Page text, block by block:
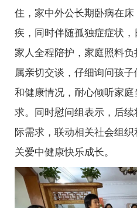
住，家中外公长期卧病在
疾，同时伴随孤独症症状
家人全程陪护，家庭照料
属亲切交谈，仔细询问孩
和健康情况，耐心倾听家
求。同时慰问组表示，后
际需求，联动相关社会组
关爱中健康快乐成长。